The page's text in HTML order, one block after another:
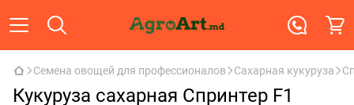
Семена овощей для профессионалов Сахарная кукуруза
Кукуруза сахарная Спринтер F1